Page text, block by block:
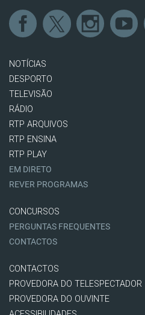
NOTÍCIAS
DESPORTO
TELEVISÃO
RÁDIO
RTP ARQUIVOS
RTP ENSINA
RTP PLAY
EM DIRETO
REVER PROGRAMAS
CONCURSOS
PERGUNTAS FREQUENTES
CONTACTOS
CONTACTOS
PROVEDORA DO TELESPECTADOR
PROVEDORA DO OUVINTE